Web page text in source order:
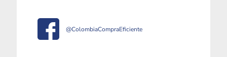
@ColombiaCompraEficiente